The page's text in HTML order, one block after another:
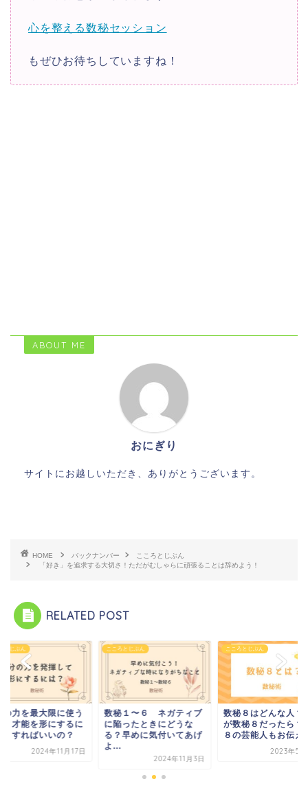
心を整える数秘セッション
もぜひお待ちしていますね！
ABOUT ME
おにぎり
サイトにお越しいただき、ありがとうございます。
HOME バックナンバー
こころとじぶん
「好き」を追求する大切さ！ただがむしゃらに頑張ることは辞めよう！
RELATED POST
とじぶん
１〜６ ネガティブ
ったときにどうな
早めに気付いてあげ
こころとじぶん
数秘８はどんな人？相手
が数秘８だったら？数秘
８の芸能人もお伝え！
こころとじぶん
自分の力を最大限に
には？才能を形にす
はどうすればいいの
2024年11